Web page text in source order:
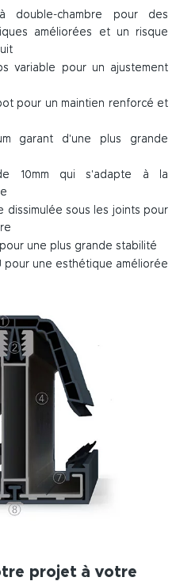
double-chambre pour des
améliorées et un risque
variable pour un ajustement
pour un maintien renforcé et
garant d'une plus grande
10mm qui s'adapte à la
dissimulée sous les joints pour
une plus grande stabilité
pour une esthétique améliorée
projet à votre